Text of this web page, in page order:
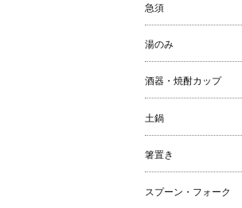
急須
湯のみ
酒器・焼酎カップ
土鍋
箸置き
スプーン・フォーク